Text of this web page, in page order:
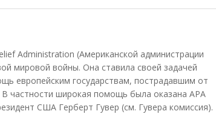
Administration (Американской администрации
мировой войны. Она ставила своей задачей
европейским государствам, пострадавшим от
частности широкая помощь была оказана АРА
США Герберт Гувер (см. Гувера комиссия).